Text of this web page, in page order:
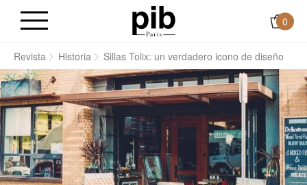
0
Revista Historia Sillas Tolix: un verdadero icono de diseño